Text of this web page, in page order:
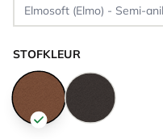
STOFKLEUR